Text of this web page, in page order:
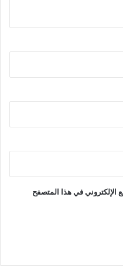
الإلكتروني في هذا المتصفح